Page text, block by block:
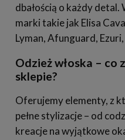
dbałością o każdy
marki takie jak Elisa
Lyman, Afunguard, Ezuri,
Odzież włoska – co
sklepie?
Oferujemy elementy, z
pełne stylizacje – od
kreacje na wyjątkowe